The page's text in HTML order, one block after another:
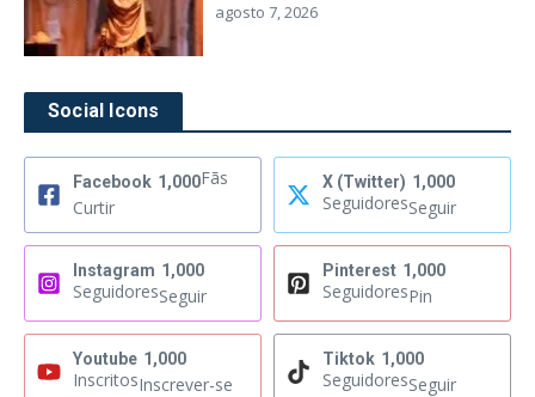
agosto 7, 2026
Social Icons
Facebook 1,000Fãs
Curtir
X (Twitter) 1,000
SeguidoresSeguir
Instagram 1,000
SeguidoresSeguir
Pinterest 1,000
SeguidoresPin
Youtube 1,000
InscritosInscrever-se
Tiktok 1,000
SeguidoresSeguir